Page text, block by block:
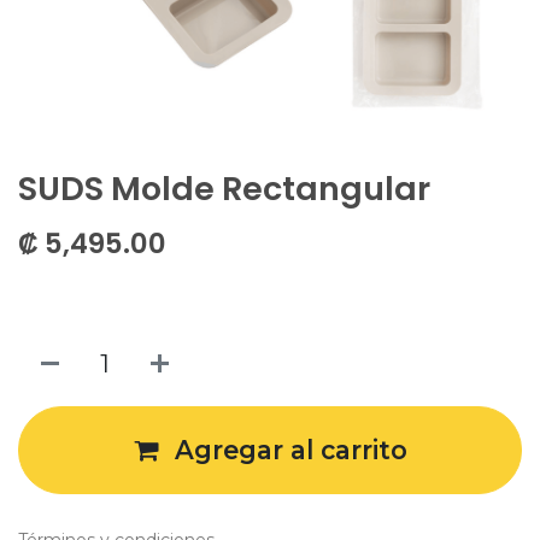
SUDS Molde Rectangular
₡ 5,495.00
Agregar al carrito